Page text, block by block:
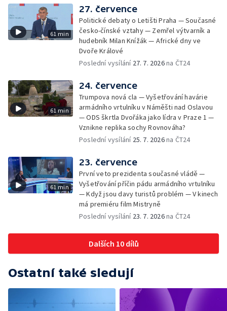
61 min
27. července
Politické debaty o Letišti Praha — Současné
česko-čínské vztahy — Zemřel výtvarník a
hudebník Milan Knížák — Africké dny ve
Dvoře Králové
Poslední vysílání 27. 7. 2026na ČT24
61 min
24. července
Trumpova nová cla — Vyšetřování havárie
armádního vrtulníku v Náměšti nad Oslavou
— ODS škrtla Dvořáka jako lídra v Praze 1 —
Vznikne replika sochy Rovnováha?
Poslední vysílání 25. 7. 2026na ČT24
61 min
23. července
První veto prezidenta současné vládě —
Vyšetřování příčin pádu armádního vrtulníku
— Když jsou davy turistů problém — V kinech
má premiéru film Mistryně
Poslední vysílání 23. 7. 2026na ČT24
Dalších 10 dílů
Ostatní také sledují